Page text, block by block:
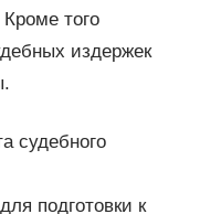
того
издержек
судебного
подготовки к